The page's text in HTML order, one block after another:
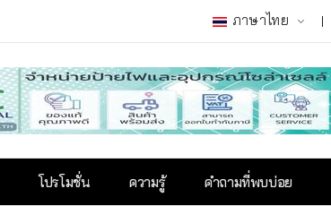
ภาษาไทย
โปรโมชั่น ความรู้ คำถามที่พบบ่อย